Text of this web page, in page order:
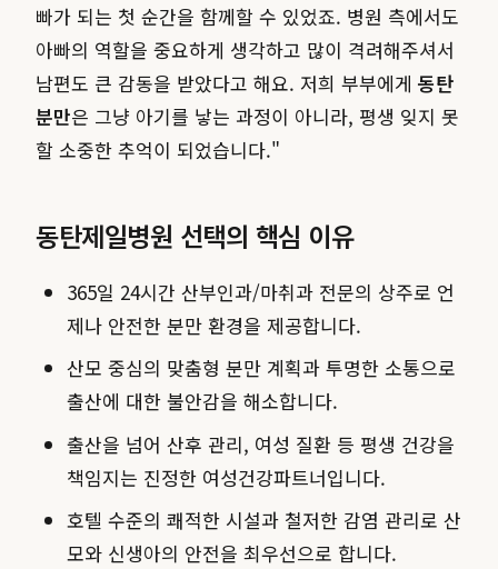
빠가 되는 첫 순간을 함께할 수 있었죠. 병원 측에서도
아빠의 역할을 중요하게 생각하고 많이 격려해주셔서
남편도 큰 감동을 받았다고 해요. 저희 부부에게 동탄
분만은 그냥 아기를 낳는 과정이 아니라, 평생 잊지 못
할 소중한 추억이 되었습니다."
동탄제일병원 선택의 핵심 이유
365일 24시간 산부인과/마취과 전문의 상주로 언
제나 안전한 분만 환경을 제공합니다.
산모 중심의 맞춤형 분만 계획과 투명한 소통으로
출산에 대한 불안감을 해소합니다.
출산을 넘어 산후 관리, 여성 질환 등 평생 건강을
책임지는 진정한 여성건강파트너입니다.
호텔 수준의 쾌적한 시설과 철저한 감염 관리로 산
모와 신생아의 안전을 최우선으로 합니다.